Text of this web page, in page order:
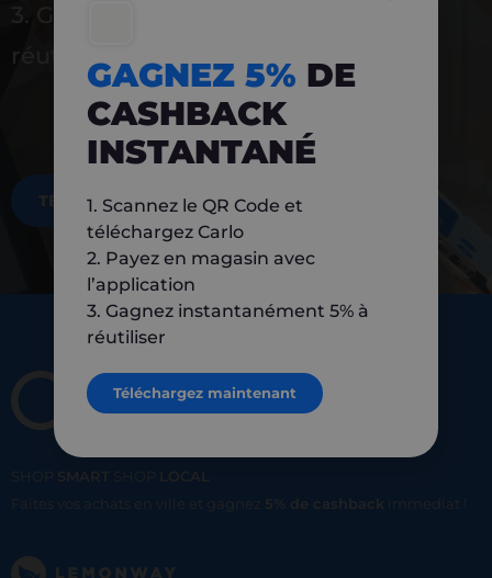
3. Gagnez instantanément 5 % à
réutiliser
TÉLÉCHARGEZ MAINTENANT
SHOP SMART SHOP
LOCAL
Faites vos achats en ville et gagnez 5% de cashback immediat !
GAGNEZ 5% DE
CASHBACK
INSTANTANÉ
1. Scannez le QR Code et
téléchargez Carlo
2. Payez en magasin avec
l’application
3. Gagnez instantanément 5% à
réutiliser
Téléchargez maintenant